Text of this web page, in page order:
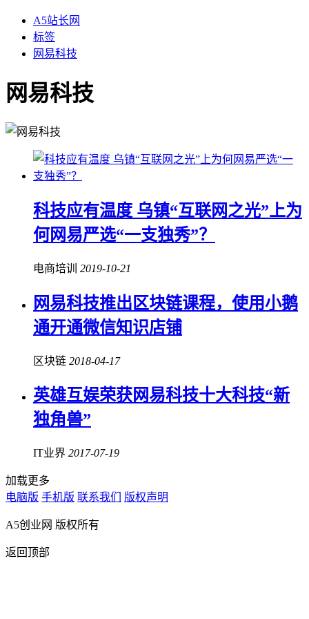
A5站长网
标签
网易科技
网易科技
科技应有温度 乌镇“互联网之光”上为
何网易严选“一支独秀”？
电商培训 2019-10-21
网易科技推出区块链课程，使用小鹅
通开通微信知识店铺
区块链 2018-04-17
英雄互娱荣获网易科技十大科技“新
独角兽”
IT业界 2017-07-19
加载更多
电脑版 手机版 联系我们 版权声明
A5创业网 版权所有
返回顶部